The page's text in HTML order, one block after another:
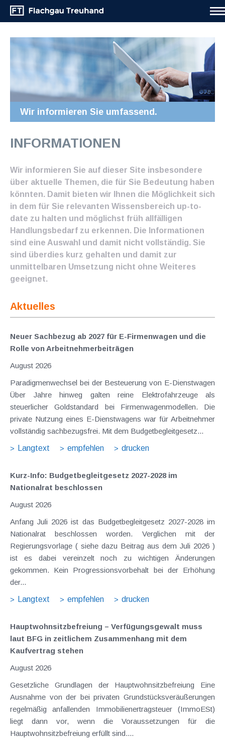
Wir informieren Sie umfassend.
INFORMATIONEN
Wir informieren Sie auf dieser Site insbesondere
über aktuelle Themen, die für Sie Bedeutung haben
könnten. Damit bieten wir Ihnen die Möglichkeit sich
in dem für Sie relevanten Wissensbereich up-to-
date zu halten und möglichst früh allfälligen
Handlungsbedarf zu erkennen. Die Informationen
sind eine Auswahl und damit nicht vollständig. Sie
sind überdies kurz gehalten und damit zur
unmittelbaren Umsetzung nicht ohne Weiteres
geeignet.
Aktuelles
Neuer Sachbezug ab 2027 für E-Firmenwagen und die
Rolle von Arbeitnehmer​­beiträgen
August 2026
Paradigmenwechsel bei der Besteuerung von E-Dienstwagen
Über Jahre hinweg galten reine Elektrofahrzeuge als
steuerlicher Goldstandard bei Firmenwagenmodellen. Die
private Nutzung eines E-Dienstwagens war für Arbeitnehmer
vollständig sachbezugsfrei. Mit dem Budgetbegleitgesetz...
Langtext
empfehlen drucken
Kurz-Info: Budgetbegleitgesetz 2027-2028 im
Nationalrat beschlossen
August 2026
Anfang Juli 2026 ist das Budgetbegleitgesetz 2027-2028 im
Nationalrat beschlossen worden. Verglichen mit der
Regierungsvorlage ( siehe dazu Beitrag aus dem Juli 2026 )
ist es dabei vereinzelt noch zu wichtigen Änderungen
gekommen. Kein Progressionsvorbehalt bei der Erhöhung
der...
Langtext
empfehlen drucken
Hauptwohnsitz​­befreiung – Verfügungsgewalt muss
laut BFG in zeitlichem Zusammenhang mit dem
Kaufvertrag stehen
August 2026
Gesetzliche Grundlagen der Hauptwohnsitzbefreiung Eine
Ausnahme von der bei privaten Grundstücksveräußerungen
regelmäßig anfallenden Immobilienertragsteuer (ImmoESt)
liegt dann vor, wenn die Voraussetzungen für die
Hauptwohnsitzbefreiung erfüllt sind....